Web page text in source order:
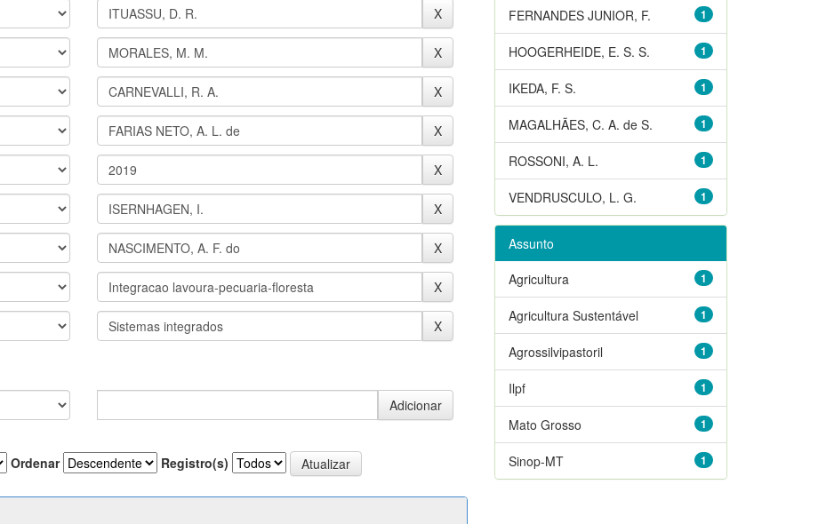
Ordenar Registro(s)
1
FERNANDES JUNIOR, F.
1
HOOGERHEIDE, E. S. S.
1
IKEDA, F. S.
1
MAGALHÃES, C. A. de S.
1
ROSSONI, A. L.
1
VENDRUSCULO, L. G.
Assunto
1
Agricultura
1
Agricultura Sustentável
1
Agrossilvipastoril
1
Ilpf
1
Mato Grosso
1
Sinop-MT